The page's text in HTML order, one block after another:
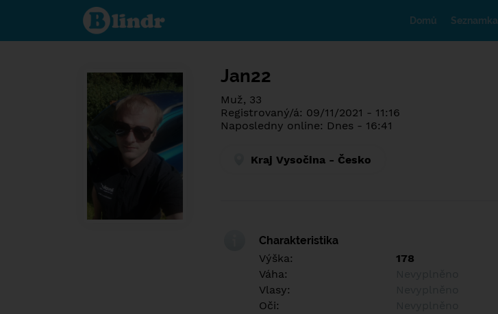
Poznej co je
pod maskou.
Seznamovací
Domů Seznamka
Jan22
Muž, 33
Registrovaný/á: 09/11/2021 - 11:16
Naposledny online: Dnes - 16:41
Kraj Vysočina - Česko
Charakteristika
Výška:
178
Váha:
Vlasy:
Oči: